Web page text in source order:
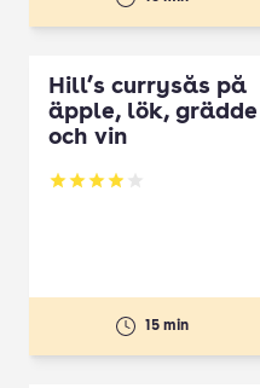
Hill’s currysås på
äpple, lök, grädde
och vin
Betyg: 3.93 av 5
15 min